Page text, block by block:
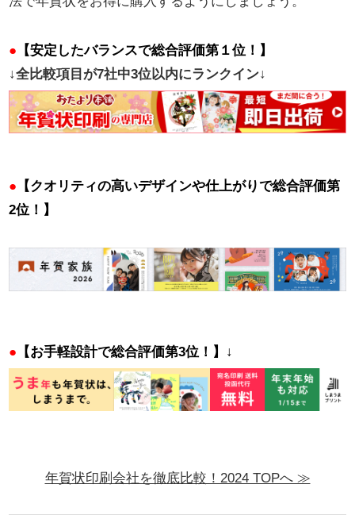
● 【安定したバランスで総合評価第１位！】
↓全比較項目が7社中3位以内にランクイン↓
● 【クオリティの高いデザインや仕上がりで総合評価第
2位！】
● 【お手軽設計で総合評価第3位！ 】↓
年賀状印刷会社を徹底比較！2024 TOPへ ≫